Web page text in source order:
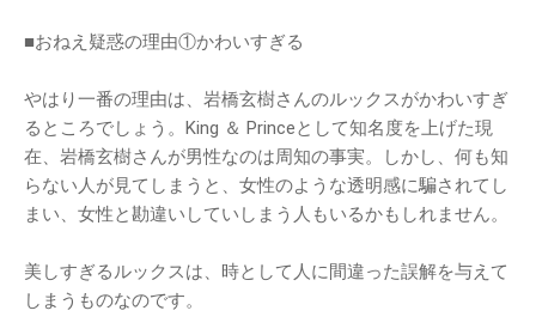
■おねえ疑惑の理由①かわいすぎる
やはり一番の理由は、岩橋玄樹さんのルックスがかわいすぎ
るところでしょう。King ＆ Princeとして知名度を上げた現
在、岩橋玄樹さんが男性なのは周知の事実。しかし、何も知
らない人が見てしまうと、女性のような透明感に騙されてし
まい、女性と勘違いしていしまう人もいるかもしれません。
美しすぎるルックスは、時として人に間違った誤解を与えて
しまうものなのです。